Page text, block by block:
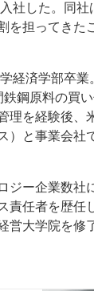
社した。同社
を担ってきた
経済学部卒業
鋼原料の買
理を経験後、
）と事業会社
ジー企業数社
責任者を歴任
営大学院を修